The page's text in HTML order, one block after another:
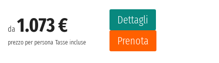
da 1.073 €
prezzo per persona Tasse incluse
Dettagli
Prenota